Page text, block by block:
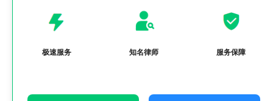
极速服务 知名律师 服务保障